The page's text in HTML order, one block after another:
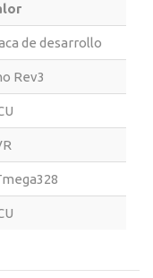
de desarrollo
Rev3